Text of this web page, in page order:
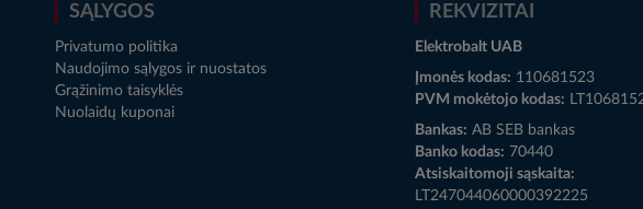
SĄLYGOS
Privatumo politika
Naudojimo sąlygos ir nuostatos
Grąžinimo taisyklės
Nuolaidų kuponai
REKVIZITAI
Elektrobalt UAB
Įmonės kodas: 110681523
PVM mokėtojo kodas:
Bankas: AB SEB bankas
Banko kodas: 70440
Atsiskaitomoji sąskaita:
LT247044060000392225